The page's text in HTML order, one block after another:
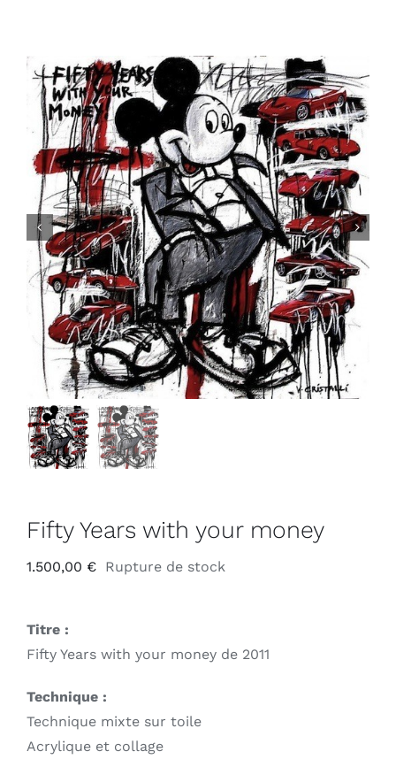
Fifty Years with your money
1.500,00 € Rupture de stock
Titre :
Fifty Years with your money de 2011
Technique :
Technique mixte sur toile
Acrylique et collage